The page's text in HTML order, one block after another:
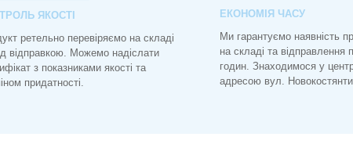
ЯКОСТІ
ретельно перевіряємо на складі
відправкою. Можемо надіслати
з показниками якості та
придатності.
ЕКОНОМІЯ ЧАСУ
Ми гарантуємо наявність
на складі та відправлення
годин. Знаходимося у
адресою вул.